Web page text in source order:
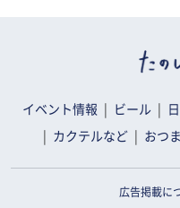
イベント情報 ビール
カクテルなど おつ
広告掲載に